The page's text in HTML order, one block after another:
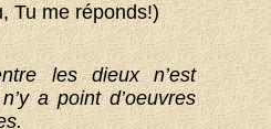
Tu me réponds!)
les dieux n’est
a point d’oeuvres